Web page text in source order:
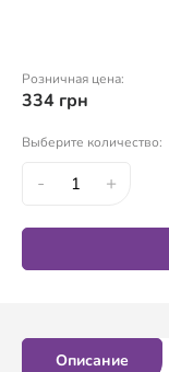
Розничная цена:
334 грн
Выберите количество:
- +
Описание